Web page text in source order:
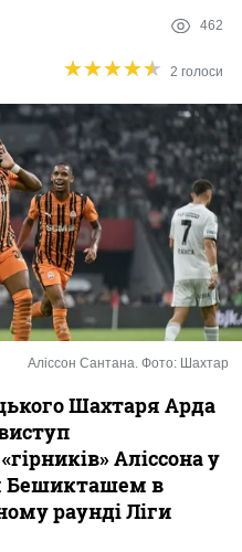
462
★★★★★
★★★★★ 2 голоси
Аліссон Сантана. Фото: Шахтар
Шахтаря Арда
Аліссона у
Бешикташем в
раунді Ліги